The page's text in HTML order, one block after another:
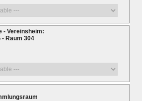
- Vereinsheim:
- Raum 304